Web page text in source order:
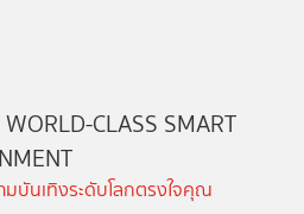
CLASS SMART
บันเทิงระดับโลกตรงใจคุณ